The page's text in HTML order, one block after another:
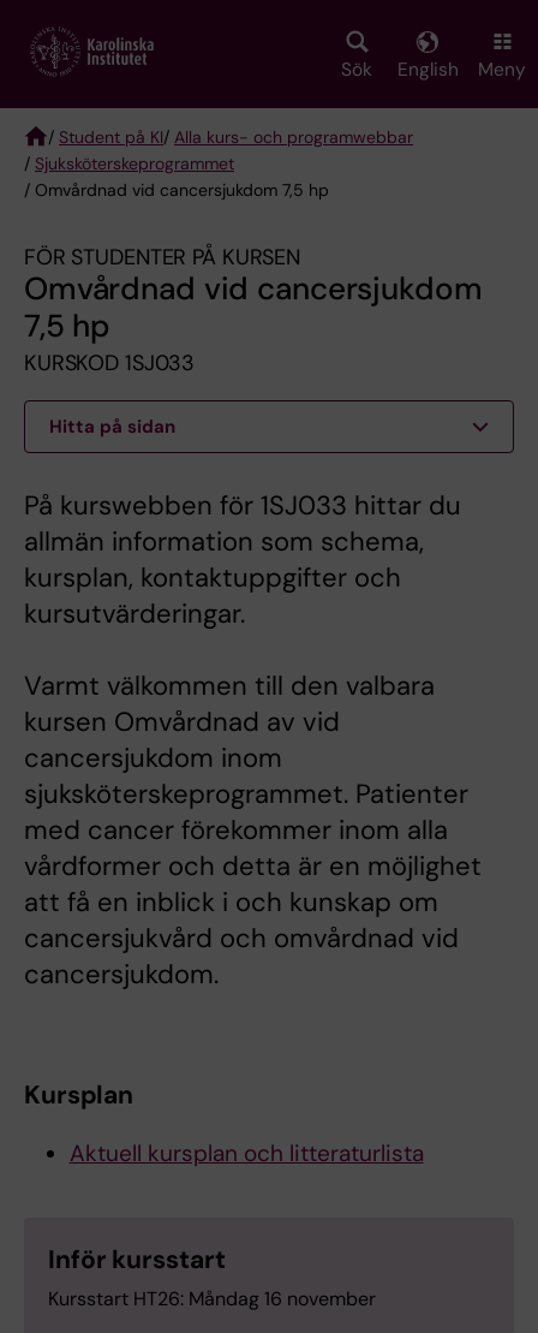
main
Sök English Meny
Breadcrumb
/ Student på KI/ Alla kurs- och programwebbar
/ Sjuksköterske­programmet
/ Omvårdnad vid cancersjukdom 7,5 hp
FÖR STUDENTER PÅ KURSEN
Omvårdnad vid cancersjukdom
7,5 hp
KURSKOD 1SJ033
Hitta på sidan
På kurswebben för 1SJ033 hittar du
allmän information som schema,
kursplan, kontaktuppgifter och
kursutvärderingar.
Varmt välkommen till den valbara
kursen Omvårdnad av vid
cancersjukdom inom
sjuksköterskeprogrammet. Patienter
med cancer förekommer inom alla
vårdformer och detta är en möjlighet
att få en inblick i och kunskap om
cancersjukvård och omvårdnad vid
cancersjukdom.
Kursplan
Aktuell kursplan och litteraturlista
Inför kursstart
Kursstart HT26: Måndag 16 november